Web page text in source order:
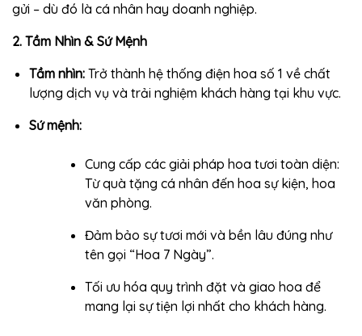
gửi – dù đó là cá nhân hay doanh nghiệp.
2. Tầm Nhìn & Sứ Mệnh
Tầm nhìn:Trở thành hệ thống điện hoa số 1 về chất
lượng dịch vụ và trải nghiệm khách hàng tại khu vực.
Sứ mệnh:
Cung cấp các giải pháp hoa tươi toàn diện:
Từ quà tặng cá nhân đến hoa sự kiện, hoa
văn phòng.
Đảm bảo sự tươi mới và bền lâu đúng như
tên gọi “Hoa 7 Ngày”.
Tối ưu hóa quy trình đặt và giao hoa để
mang lại sự tiện lợi nhất cho khách hàng.